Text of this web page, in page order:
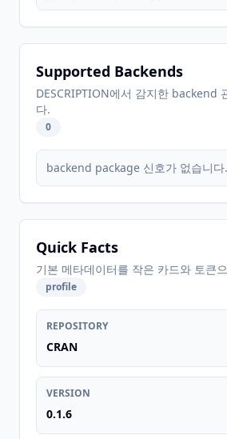
Supported Backends
DESCRIPTION에서 감지한 backend
다.
0
backend package 신호가 없습니다.
Quick Facts
기본 메타데이터를 작은 카드와 토큰
profile
REPOSITORY
CRAN
VERSION
0.1.6